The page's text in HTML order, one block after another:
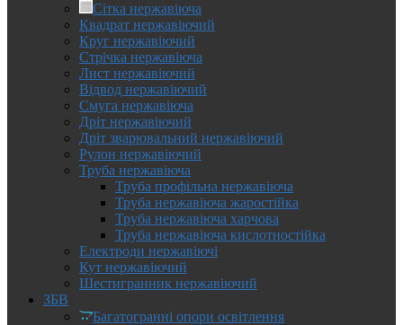
Сітка нержавіюча
Квадрат нержавіючий
Круг нержавіючий
Стрічка нержавіюча
Лист нержавіючий
Відвод нержавіючий
Смуга нержавіюча
Дріт нержавіючий
Дріт зварювальний нержавіючий
Рулон нержавіючий
Труба нержавіюча
Труба профільна нержавіюча
Труба нержавіюча жаростійка
Труба нержавіюча харчова
Труба нержавіюча кислотностійка
Електроди нержавіючі
Кут нержавіючий
Шестигранник нержавіючий
ЗБВ
Багатогранні опори освітлення